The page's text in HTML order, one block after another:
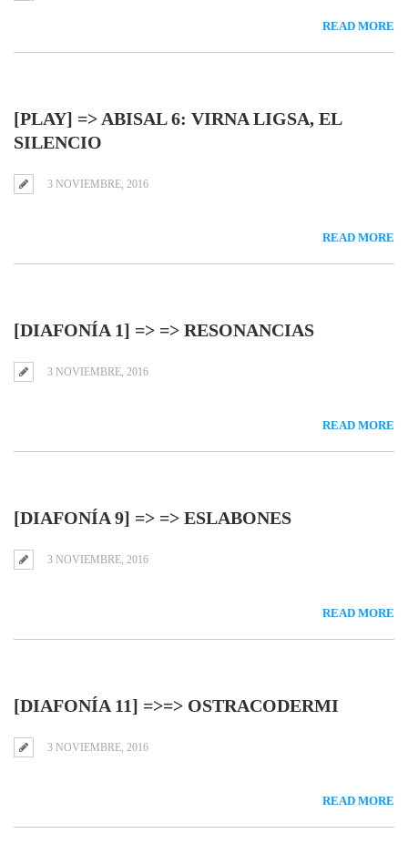
READ MORE
[PLAY] => ABISAL 6: VIRNA LIGSA, EL
SILENCIO
3 NOVIEMBRE, 2016
READ MORE
[DIAFONÍA 1] => => RESONANCIAS
3 NOVIEMBRE, 2016
READ MORE
[DIAFONÍA 9] => => ESLABONES
3 NOVIEMBRE, 2016
READ MORE
[DIAFONÍA 11] =>=> OSTRACODERMI
3 NOVIEMBRE, 2016
READ MORE